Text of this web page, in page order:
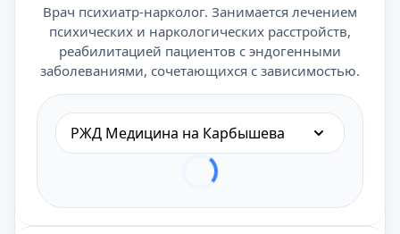
Врач психиатр-нарколог. Занимается лечением
психических и наркологических расстройств,
реабилитацией пациентов с эндогенными
заболеваниями, сочетающихся с зависимостью.
РЖД Медицина на Карбышева